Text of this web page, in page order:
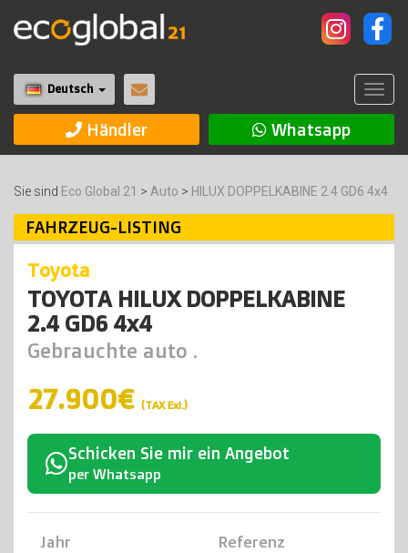
Deutsch
Händler Whatsapp
Sie sind Eco Global 21 > Auto > HILUX DOPPELKABINE 2.4 GD6 4x4
FAHRZEUG-LISTING
toyota
TOYOTA HILUX DOPPELKABINE
2.4 GD6 4x4
Gebrauchte auto .
27.900€ (TAX Exl.)
Schicken Sie mir ein Angebot
per Whatsapp
Jahr Referenz